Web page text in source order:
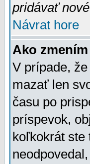
pridávať
Návrat hore
Ako
V prípade,
mazať len
času po
príspevok,
koľkokrát ste